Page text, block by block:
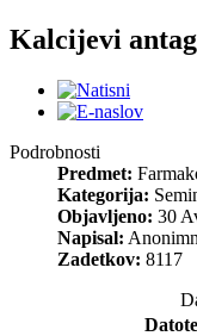
Kalcijevi
Podrobnosti
Predmet:
Kategorija:
Objavljeno: 30
Napisal:
Zadetkov: 8117